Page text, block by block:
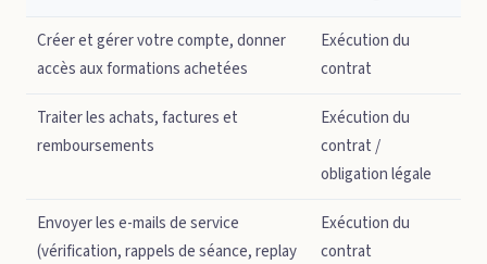
Créer et gérer votre compte, donner
accès aux formations achetées
Exécution du
contrat
Traiter les achats, factures et
remboursements
Exécution du
contrat /
obligation légale
Envoyer les e-mails de service
(vérification, rappels de séance, replay
Exécution du
contrat